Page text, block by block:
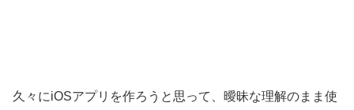
久々にiOSアプリを作ろうと思って、曖昧な理解のまま使